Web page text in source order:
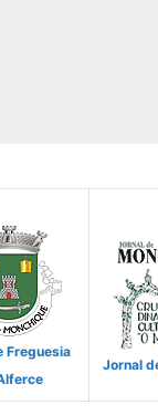
Freguesia
Jornal